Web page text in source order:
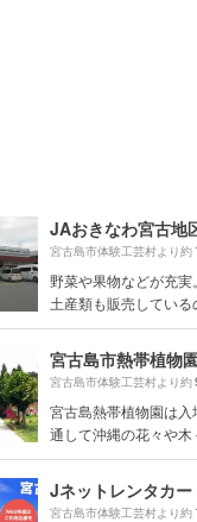
宮古島市体験工芸村より約
野菜や果物などが充
土産類も販売してい
宮古島市熱帯植物
宮古島市体験工芸村より約
宮古島熱帯植物園は
通して沖縄の花々や木
Jネットレンタカ
宮古島市体験工芸村より約